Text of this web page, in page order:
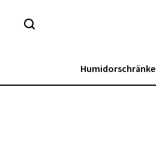
Humidorschränke